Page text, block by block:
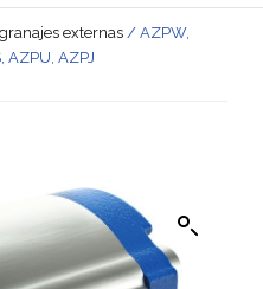
externas / AZPW,
AZPU, AZPJ